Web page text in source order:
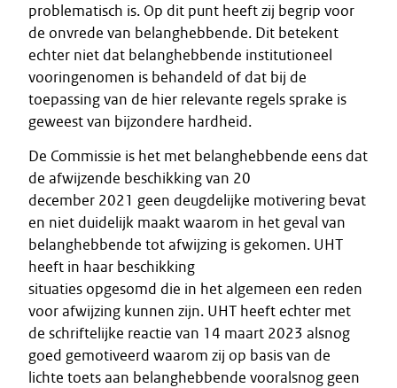
problematisch is. Op dit punt heeft zij begrip voor
de onvrede van belanghebbende. Dit betekent
echter niet dat belanghebbende institutioneel
vooringenomen is behandeld of dat bij de
toepassing van de hier relevante regels sprake is
geweest van bijzondere hardheid.
De Commissie is het met belanghebbende eens dat
de afwijzende beschikking van 20
december 2021 geen deugdelijke motivering bevat
en niet duidelijk maakt waarom in het geval van
belanghebbende tot afwijzing is gekomen. UHT
heeft in haar beschikking
situaties opgesomd die in het algemeen een reden
voor afwijzing kunnen zijn. UHT heeft echter met
de schriftelijke reactie van 14 maart 2023 alsnog
goed gemotiveerd waarom zij op basis van de
lichte toets aan belanghebbende vooralsnog geen